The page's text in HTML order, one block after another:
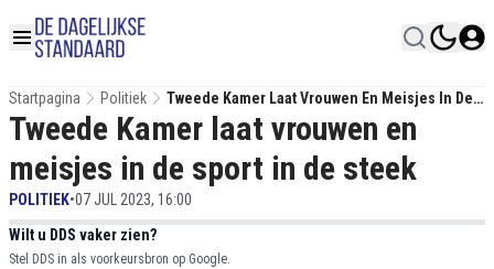
Startpagina Politiek
Tweede Kamer Laat Vrouwen En Meisjes In De
Sport In De Steek
Tweede Kamer laat vrouwen en
meisjes in de sport in de steek
POLITIEK•07 JUL 2023, 16:00
Wilt u DDS vaker zien?
Stel DDS in als voorkeursbron op Google.